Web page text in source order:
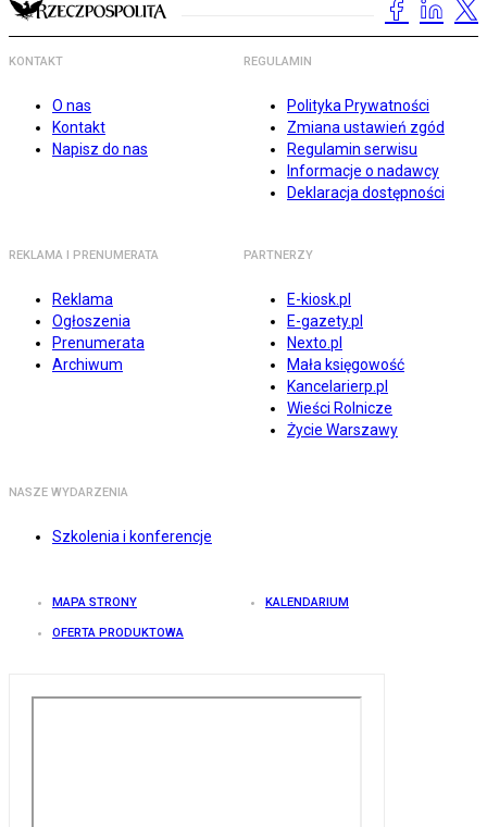
KONTAKT
O nas
Kontakt
Napisz do nas
REGULAMIN
Polityka Prywatności
Zmiana ustawień zgód
Regulamin serwisu
Informacje o nadawcy
Deklaracja dostępności
REKLAMA I PRENUMERATA
Reklama
Ogłoszenia
Prenumerata
Archiwum
PARTNERZY
E-kiosk.pl
E-gazety.pl
Nexto.pl
Mała księgowość
Kancelarierp.pl
Wieści Rolnicze
Życie Warszawy
NASZE WYDARZENIA
Szkolenia i konferencje
MAPA STRONY KALENDARIUM
OFERTA PRODUKTOWA